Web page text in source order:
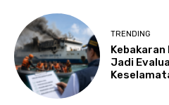
TRENDING
Kebakaran
Jadi